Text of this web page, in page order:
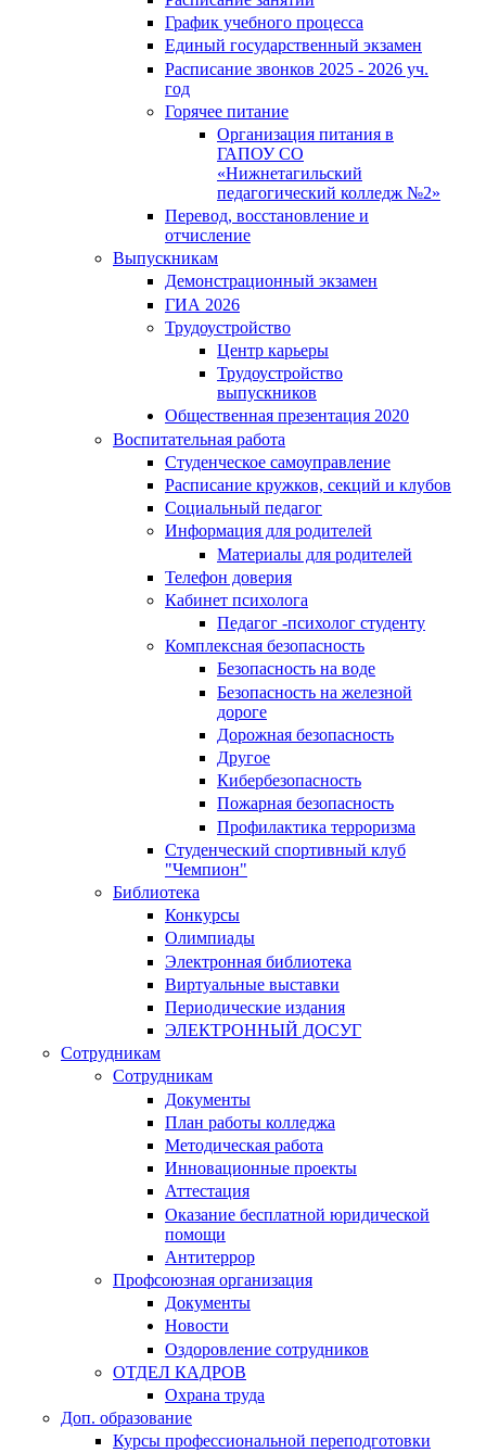
График учебного процесса
Единый государственный экзамен
Расписание звонков 2025 - 2026 уч.
год
Горячее питание
Организация питания в
ГАПОУ СО
«Нижнетагильский
педагогический колледж №2»
Перевод, восстановление и
отчисление
Выпускникам
Демонстрационный экзамен
ГИА 2026
Трудоустройство
Центр карьеры
Трудоустройство
выпускников
Общественная презентация 2020
Воспитательная работа
Студенческое самоуправление
Расписание кружков, секций и клубов
Социальный педагог
Информация для родителей
Материалы для родителей
Телефон доверия
Кабинет психолога
Педагог -психолог студенту
Комплексная безопасность
Безопасность на воде
Безопасность на железной
дороге
Дорожная безопасность
Другое
Кибербезопасность
Пожарная безопасность
Профилактика терроризма
Студенческий спортивный клуб
"Чемпион"
Библиотека
Конкурсы
Олимпиады
Электронная библиотека
Виртуальные выставки
Периодические издания
ЭЛЕКТРОННЫЙ ДОСУГ
Сотрудникам
Сотрудникам
Документы
План работы колледжа
Методическая работа
Инновационные проекты
Аттестация
Оказание бесплатной юридической
помощи
Антитеррор
Профсоюзная организация
Документы
Новости
Оздоровление сотрудников
ОТДЕЛ КАДРОВ
Охрана труда
Доп. образование
Курсы профессиональной переподготовки